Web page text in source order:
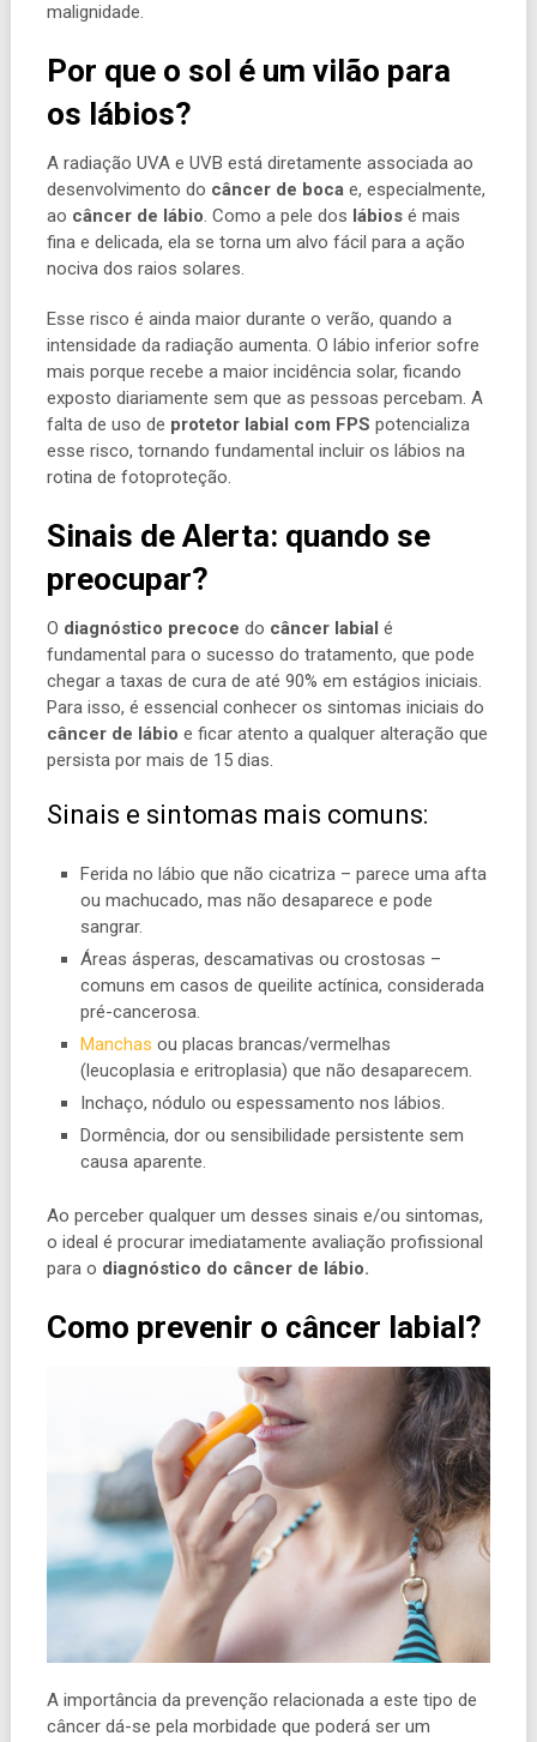
malignidade.
Por que o sol é um vilão para
os lábios?
A radiação UVA e UVB está diretamente associada ao
desenvolvimento do câncer de boca e, especialmente,
ao câncer de lábio. Como a pele dos lábios é mais
fina e delicada, ela se torna um alvo fácil para a ação
nociva dos raios solares.
Esse risco é ainda maior durante o verão, quando a
intensidade da radiação aumenta. O lábio inferior sofre
mais porque recebe a maior incidência solar, ficando
exposto diariamente sem que as pessoas percebam. A
falta de uso de protetor labial com FPS potencializa
esse risco, tornando fundamental incluir os lábios na
rotina de fotoproteção.
Sinais de Alerta: quando se
preocupar?
O diagnóstico precoce do câncer labial é
fundamental para o sucesso do tratamento, que pode
chegar a taxas de cura de até 90% em estágios iniciais.
Para isso, é essencial conhecer os sintomas iniciais do
câncer de lábio e ficar atento a qualquer alteração que
persista por mais de 15 dias.
Sinais e sintomas mais comuns:
Ferida no lábio que não cicatriza – parece uma afta
ou machucado, mas não desaparece e pode
sangrar.
Áreas ásperas, descamativas ou crostosas –
comuns em casos de queilite actínica, considerada
pré-cancerosa.
Manchasou placas brancas/vermelhas
(leucoplasia e eritroplasia) que não desaparecem.
Inchaço, nódulo ou espessamento nos lábios.
Dormência, dor ou sensibilidade persistente sem
causa aparente.
Ao perceber qualquer um desses sinais e/ou sintomas,
o ideal é procurar imediatamente avaliação profissional
para o diagnóstico do câncer de lábio.
Como prevenir o câncer labial?
A importância da prevenção relacionada a este tipo de
câncer dá-se pela morbidade que poderá ser um